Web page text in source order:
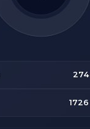
274
1726